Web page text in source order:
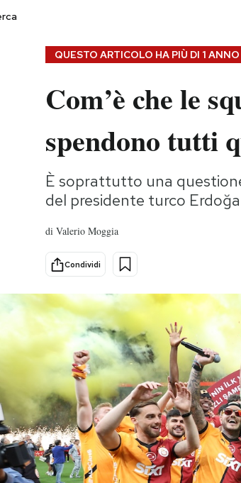
Consumismi
Storie/Idee
Ok Boomer!
QUESTO ARTICOLO HA PIÙ DI 1 ANNO
Com’è che le
spendono tutti
È soprattutto una
del presidente turco
di Valerio Moggia
Condividi